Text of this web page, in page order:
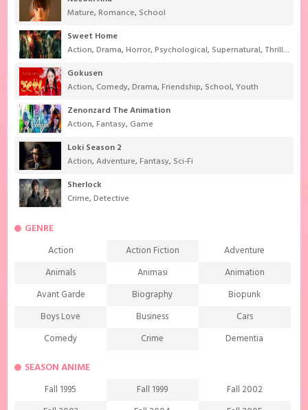
Mature,Romance, School
Sweet Home
Action,Drama,Horror,Psychological, Supernatural, Thriller
Gokusen
Action, Comedy,Drama,Friendship, School,Youth
Zenonzard The Animation
Action,Fantasy, Game
Loki Season 2
Action,Adventure,Fantasy, Sci-Fi
Sherlock
Crime,Detective
GENRE
Action Action Fiction
Adventure
Animals
Animasi
Animation
Avant Garde
Biography
Biopunk
Boys Love
Business
Cars
Comedy
Crime
Dementia
Demons
Drama
Ecchi
Extreme sports
Family
Fantasy Food
SEASON ANIME
Fall 1995 Fall 1999
Fall 2002